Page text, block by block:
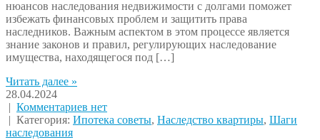
нюансов наследования недвижимости с долгами поможет
избежать финансовых проблем и защитить права
наследников. Важным аспектом в этом процессе является
знание законов и правил, регулирующих наследование
имущества, находящегося под […]
Читать далее »
28.04.2024
| Комментариев нет
| Категория: Ипотека советы, Наследство квартиры, Шаги
наследования